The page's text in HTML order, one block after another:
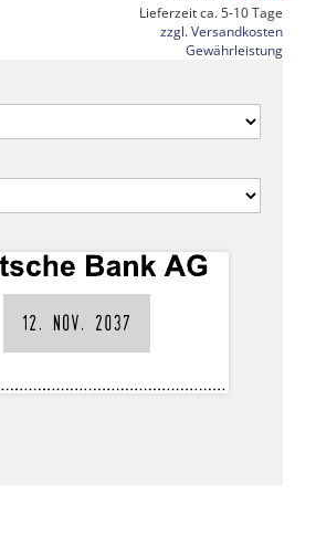
Lieferzeit ca. 5-10 Tage
zzgl. Versandkosten
Gewährleistung